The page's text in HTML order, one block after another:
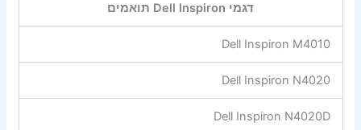
דגמי Dell Inspiron תואמים
Dell Inspiron M4010
Dell Inspiron N4020
Dell Inspiron N4020D